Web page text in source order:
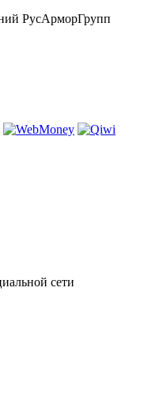
РусАрморГрупп
сети